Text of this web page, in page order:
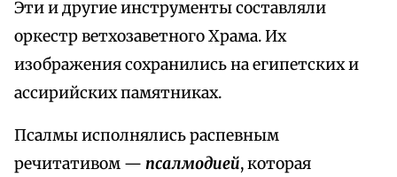
Эти и другие инструменты составляли
оркестр ветхозаветного Храма. Их
изображения сохранились на египетских и
ассирийских памятниках.
Псалмы исполнялись распевным
речитативом — псалмодией, которая